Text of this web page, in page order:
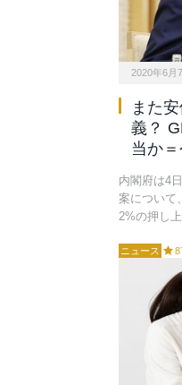
2020年6月
また
義？
当か
内閣府は4
案について
2%の押し
ニュース